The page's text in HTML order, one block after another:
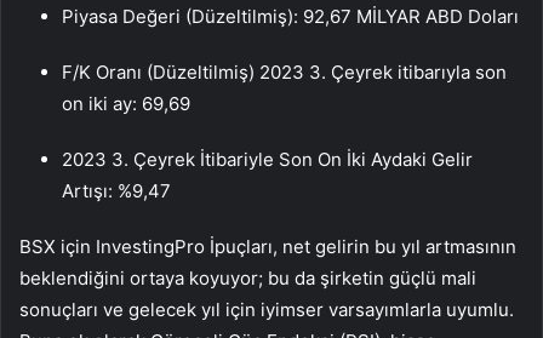
Piyasa Değeri (Düzeltilmiş): 92,67 MİLYAR ABD Doları
F/K Oranı (Düzeltilmiş) 2023 3. Çeyrek itibarıyla son
on iki ay: 69,69
2023 3. Çeyrek İtibariyle Son On İki Aydaki Gelir
Artışı: %9,47
BSX için InvestingPro İpuçları, net gelirin bu yıl artmasının
beklendiğini ortaya koyuyor; bu da şirketin güçlü mali
sonuçları ve gelecek yıl için iyimser varsayımlarla uyumlu.